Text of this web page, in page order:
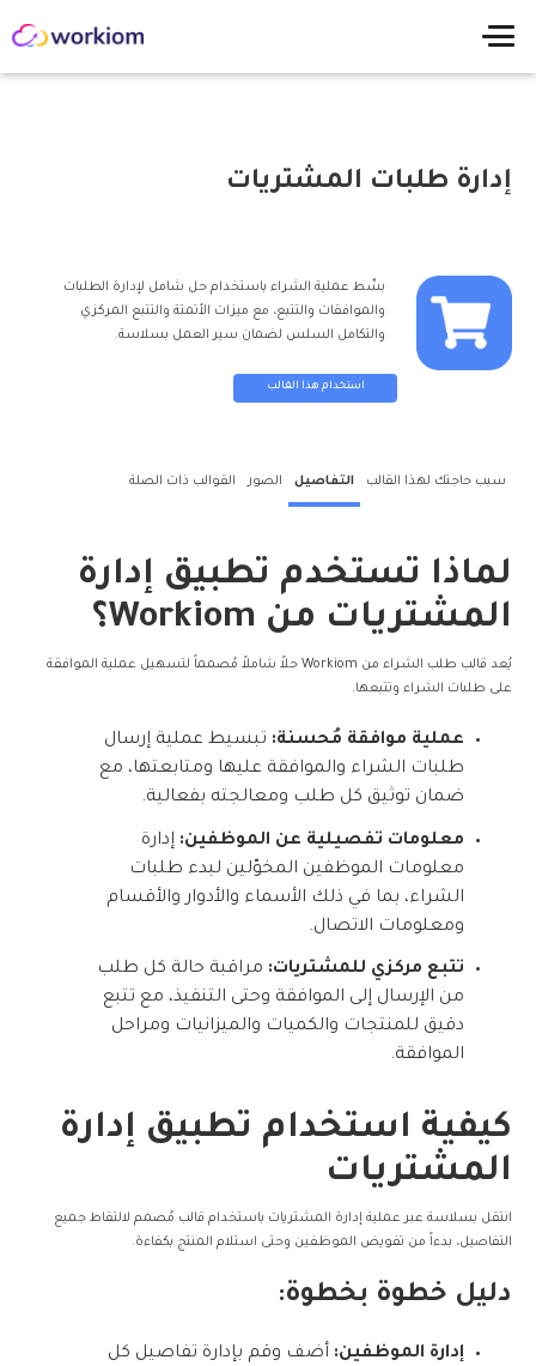
إدارة طلبات المشتريات
بسِّط عملية الشراء باستخدام حل شامل لإدارة الطلبات
والموافقات والتتبع، مع ميزات الأتمتة والتتبع المركزي
والتكامل السلس لضمان سير العمل بسلاسة.
استخدام هذا القالب
سبب حاجتك لهذا القالب التفاصيل الصور القوالب ذات الصلة
لماذا تستخدم تطبيق إدارة
المشتريات من Workiom؟
يُعد قالب طلب الشراء من Workiom حلاً شاملاً مُصمماً لتسهيل عملية الموافقة
على طلبات الشراء وتتبعها.
عملية موافقة مُحسنة: تبسيط عملية إرسال
طلبات الشراء والموافقة عليها ومتابعتها، مع
ضمان توثيق كل طلب ومعالجته بفعالية.
معلومات تفصيلية عن الموظفين: إدارة
معلومات الموظفين المخوّلين لبدء طلبات
الشراء، بما في ذلك الأسماء والأدوار والأقسام
ومعلومات الاتصال.
تتبع مركزي للمشتريات: مراقبة حالة كل طلب
من الإرسال إلى الموافقة وحتى التنفيذ، مع تتبع
دقيق للمنتجات والكميات والميزانيات ومراحل
الموافقة.
كيفية استخدام تطبيق إدارة
المشتريات
انتقل بسلاسة عبر عملية إدارة المشتريات باستخدام قالب مُصمم لالتقاط جميع
التفاصيل، بدءاً من تفويض الموظفين وحتى استلام المنتج بكفاءة.
دليل خطوة بخطوة:
إدارة الموظفين: أضف وقم بإدارة تفاصيل كل